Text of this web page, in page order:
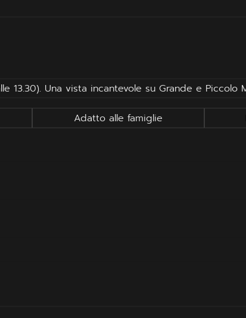
13.30). Una vista incantevole su Grande e Piccolo
Adatto alle famiglie